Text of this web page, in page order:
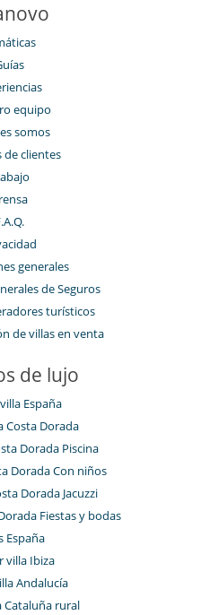
equipo
somos
de clientes
generales
de Seguros
turísticos
de villas en venta
de lujo
España
Costa Dorada
Dorada Piscina
Dorada Con niños
Dorada Jacuzzi
Fiestas y bodas
España
villa Ibiza
Andalucía
Cataluña rural